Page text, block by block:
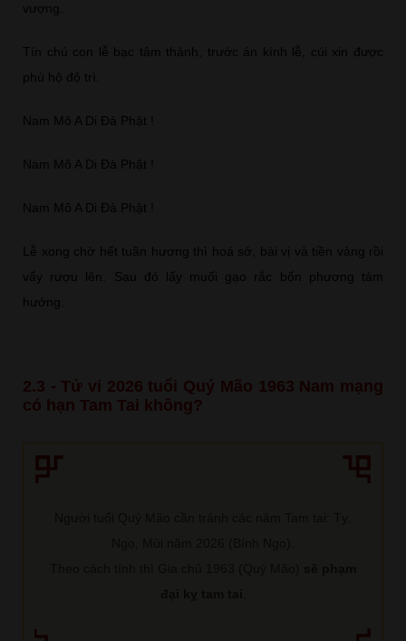
vượng.
Tín chủ con lễ bạc tâm thành, trước án kính lễ, cúi xin được
phù hộ độ trì.
Nam Mô A Di Đà Phật !
Nam Mô A Di Đà Phật !
Nam Mô A Di Đà Phật !
Lễ xong chờ hết tuần hương thì hoá sớ, bài vị và tiền vàng rồi
vẩy rượu lên. Sau đó lấy muối gạo rắc bốn phương tám
hướng.
2.3 - Tử vi 2026 tuổi Quý Mão 1963 Nam mạng
có hạn Tam Tai không?